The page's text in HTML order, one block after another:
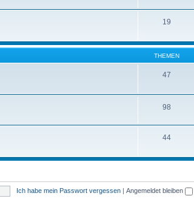
19
THEMEN
47
98
44
Ich habe mein Passwort vergessen | Angemeldet bleiben